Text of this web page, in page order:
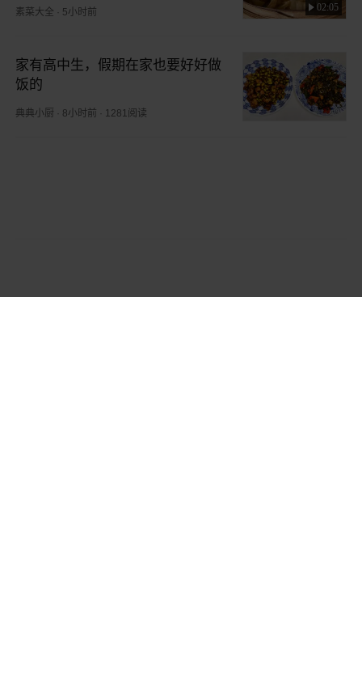
02:05
素菜大全 5小时前
家有高中生，假期在家也要好好做
饭的
典典小厨 8小时前 1281阅读